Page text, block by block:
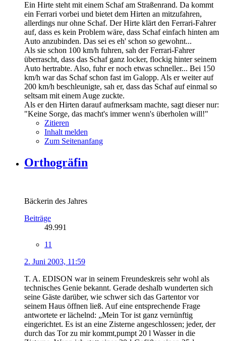
Ein Hirte steht mit einem Schaf am Straßenrand. Da kommt
ein Ferrari vorbei und bietet dem Hirten an mitzufahren,
allerdings nur ohne Schaf. Der Hirte klärt den Ferrari-Fahrer
auf, dass es kein Problem wäre, dass Schaf einfach hinten am
Auto anzubinden. Das sei es eh' schon so gewohnt...
Als sie schon 100 km/h fuhren, sah der Ferrari-Fahrer
überrascht, dass das Schaf ganz locker, flockig hinter seinem
Auto hertrabte. Also, fuhr er noch etwas schneller... Bei 150
km/h war das Schaf schon fast im Galopp. Als er weiter auf
200 km/h beschleunigte, sah er, dass das Schaf auf einmal so
seltsam mit einem Auge zuckte.
Als er den Hirten darauf aufmerksam machte, sagt dieser nur:
"Keine Sorge, das macht's immer wenn's überholen will!"
Zitieren
Inhalt melden
Zum Seitenanfang
Orthogräfin
Bäckerin des Jahres
Beiträge
49.991
11
2. Juni 2003, 11:59
T. A. EDISON war in seinem Freundeskreis sehr wohl als
technisches Genie bekannt. Gerade deshalb wunderten sich
seine Gäste darüber, wie schwer sich das Gartentor vor
seinem Haus öffnen ließ. Auf eine entsprechende Frage
antwortete er lächelnd: „Mein Tor ist ganz vernünftig
eingerichtet. Es ist an eine Zisterne angeschlossen; jeder, der
durch das Tor zu mir kommt,pumpt 20 l Wasser in die